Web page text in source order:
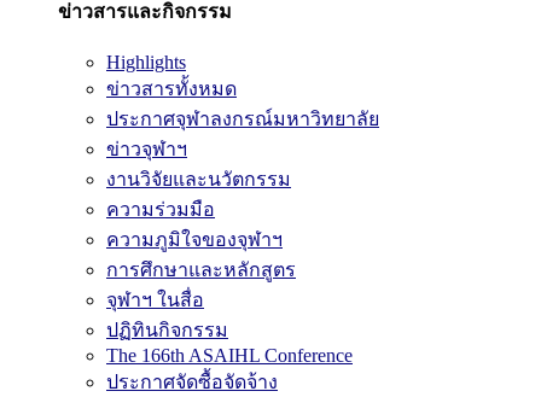
ข่าวสารและกิจกรรม
Highlights
ข่าวสารทั้งหมด
ประกาศจุฬาลงกรณ์มหาวิทยาลัย
ข่าวจุฬาฯ
งานวิจัยและนวัตกรรม
ความร่วมมือ
ความภูมิใจของจุฬาฯ
การศึกษาและหลักสูตร
จุฬาฯ ในสื่อ
ปฏิทินกิจกรรม
The 166th ASAIHL Conference
ประกาศจัดซื้อจัดจ้าง